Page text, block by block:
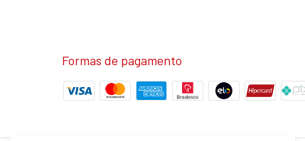
Formas de pagamento